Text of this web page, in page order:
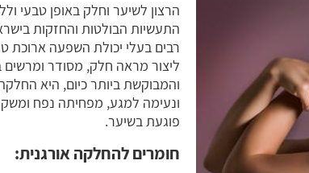
הרצון לשיער וחלק באופן טבעי
התעשיות הבולטות והחזקות
רבים בעלי יכולת השפעה ארוכת
ליצור מראה חלק, מסודר
והמבוקשת ביותר כיום, היא
ונעימה למגע, מפחיתה נפח
פוגעת בשיער.
חומרים להחלקה אורגנית: